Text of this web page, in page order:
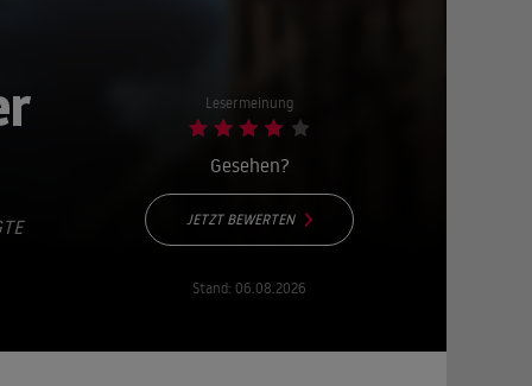
Lesermeinung
Gesehen?
JETZT BEWERTEN
Stand: 06.08.2026